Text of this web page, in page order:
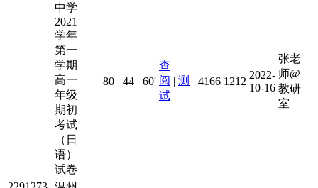
中学
2021
学年
第一
学期
高一
年级
期初
考试
（日
语）
试卷
80 44 60'
查
阅 | 测
试
4166 1212
2022-
10-16
张老
师@
教研
室